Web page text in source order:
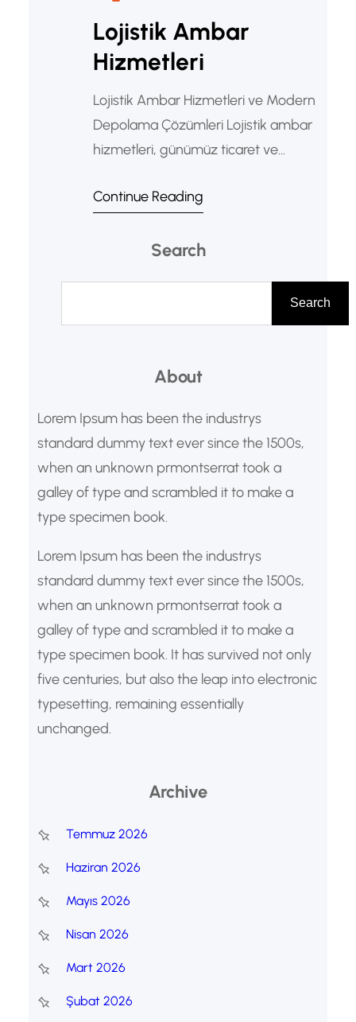
Lojistik Ambar
Hizmetleri
Lojistik Ambar Hizmetleri ve Modern
Depolama Çözümleri Lojistik ambar
hizmetleri, günümüz ticaret ve
unsurlarından biridir. Özellikle artan
ve dağıtım süreçlerinin önemi daha
yönelmektedir. Böylece ürünlerin
zamanında teslim edilmesi mümkün
Nedir? Lojistik…
Continue Reading
Search
Search
About
Lorem Ipsum has been the industrys
standard dummy text ever since the 1500s,
when an unknown prmontserrat took a
galley of type and scrambled it to make a
type specimen book.
Lorem Ipsum has been the industrys
standard dummy text ever since the 1500s,
when an unknown prmontserrat took a
galley of type and scrambled it to make a
type specimen book. It has survived not only
five centuries, but also the leap into electronic
typesetting, remaining essentially
unchanged.
Archive
Temmuz 2026
Haziran 2026
Mayıs 2026
Nisan 2026
Mart 2026
Şubat 2026